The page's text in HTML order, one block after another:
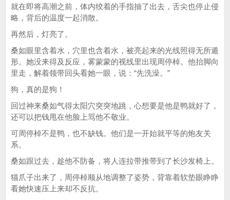
就在即将高潮之前，体内绞着的手指抽了出去，舌尖也停止侵
略，背后的温度一起消散。
再然后，灯亮了。
桑如眼里含着水，穴里也含着水，被亮起来的光线照得无所遁
形。她没来得及反应，雾蒙蒙的视线里出现周停棹。他抬脚向
里走，解着领带回头看她一眼，说：“先洗澡。”
狗，真的是狗！
回过神来桑如气得太阳穴突突地跳，心想要是他是鸭就好了，
还可以把钱甩在他脸上骂他不敬业。
可周停棹不是鸭，也不缺钱。他们是一开始就平等的炮友关
系。
桑如跟过去，趁他不防备，将人连拉带推带到了长沙发椅上。
猫爪子出来了，周停棹顺从地调整了姿势，背靠着软垫眼睁睁
看她快速压上来却不反抗。